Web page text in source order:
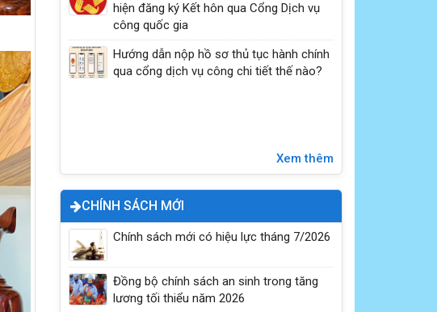
hiện đăng ký Kết hôn qua Cổng Dịch vụ
công quốc gia
Hướng dẫn nộp hồ sơ thủ tục hành chính
qua cổng dịch vụ công chi tiết thế nào?
Xem thêm
CHÍNH SÁCH MỚI
Chính sách mới có hiệu lực tháng 7/2026
Đồng bộ chính sách an sinh trong tăng
lương tối thiểu năm 2026